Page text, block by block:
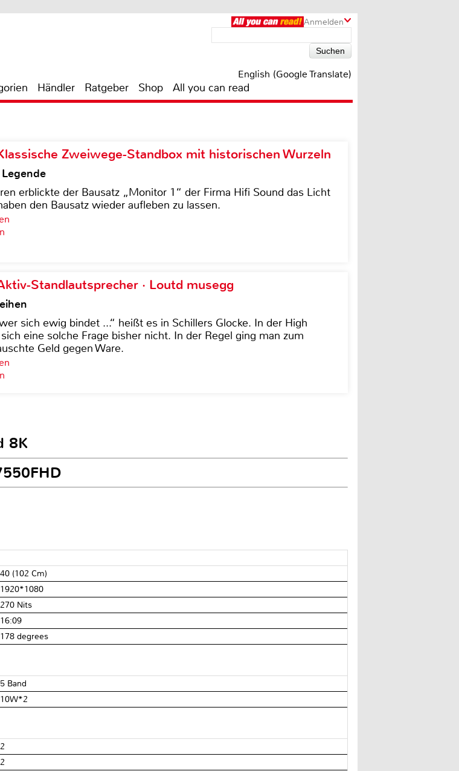
Anmelden
English (Google Translate)
Händler Ratgeber Shop All you can read
Zweiwege-Standbox mit historischen Wurzeln
erblickte der Bausatz „Monitor 1“ der Firma Hifi Sound das Licht
den Bausatz wieder aufleben zu lassen.
Standlautsprecher · Loutd musegg
sich ewig bindet ...“ heißt es in Schillers Glocke. In der High
eine solche Frage bisher nicht. In der Regel ging man zum
Geld gegen Ware.
8K
40 (102 Cm)
1920*1080
270 Nits
16:09
178 degrees
5 Band
10W*2
2
2